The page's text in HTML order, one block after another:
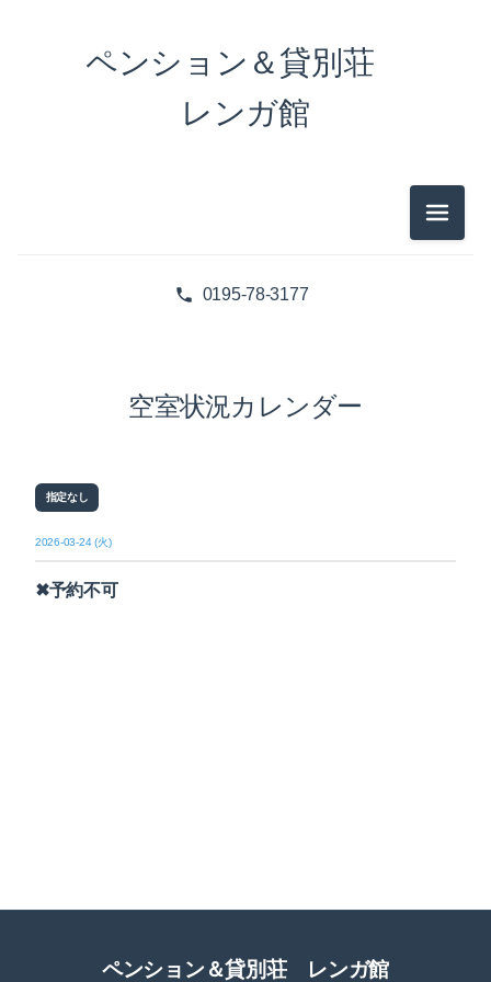
0195-78-3177
ペンション＆貸別荘
レンガ館
メニュ
空室状況カレンダー
指定なし
2026-03-24 (火)
✖予約不可
ペンション＆貸別荘 レンガ館